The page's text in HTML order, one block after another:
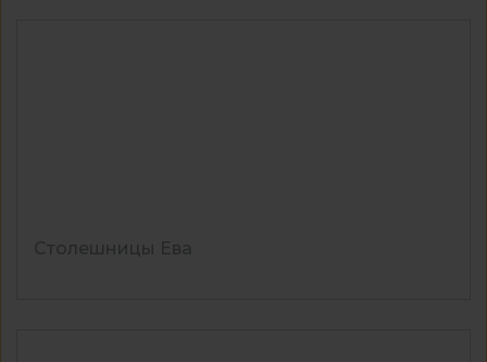
Столешницы Ева